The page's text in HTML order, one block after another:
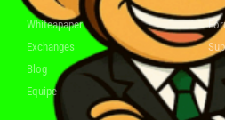
Whiteapaper
Exchanges
Blog
Equipe